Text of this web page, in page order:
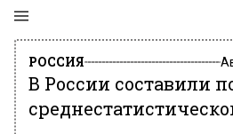
РОССИЯ
В России составили